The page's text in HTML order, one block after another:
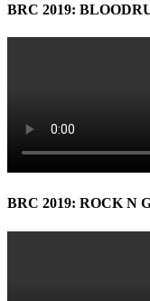
BRC 2019:
BRC 2019: ROCK N